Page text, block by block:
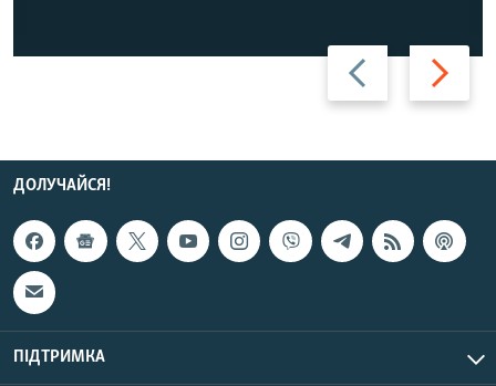
Назад Вперед
ДОЛУЧАЙСЯ!
ПІДТРИМКА